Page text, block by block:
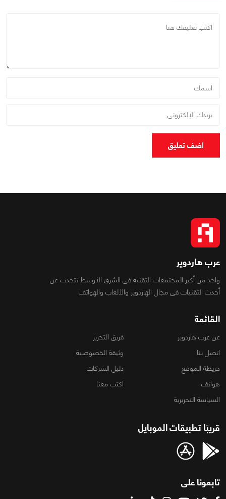
اضف تعليق
عرب هاردوير
واحد من أكبر المجتمعات التقنية فى الشرق الأوسط تتحدث عن
أحدث التقنيات فى مجال الهاردوير والألعاب والهواتف
القائمة
عن عرب هاردوير
فريق التحرير
اتصل بنا
وثيقة الخصوصية
خريطة الموقع
دليل الشركات
هواتف
اكتب معنا
السياسة التحريرية
قريبًا تطبيقات الموبايل
تابعونا على